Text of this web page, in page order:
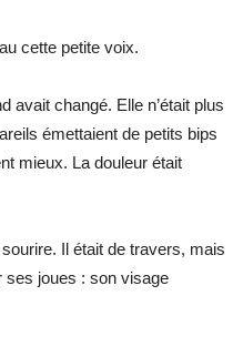
cette petite voix.
avait changé. Elle n’était plus
émettaient de petits bips
mieux. La douleur était
Il était de travers, mais
ses joues : son visage